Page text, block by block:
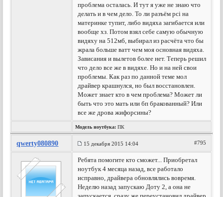
проблема осталась. И тут я уже не знаю что
делать и в чем дело. То ли разъём pci на
материнке тупит, либо видяха загибается или
вообще хз. Потом взял себе самую обычную
видяху на 512мб, выбирал из расчёта что бы
жрала больше ватт чем моя основная видяха.
Зависания и вылетов более нет. Теперь решил
что дело все же в видяхе. Но и на ней свои
проблемы. Как раз по данной теме мол
драйвер крашнулся, но был восстановлен.
Может знает кто в чем проблема? Может ли
быть что это мать или бп бракованный? Или
все же дрова жифорсины?
Модель ноутбука: ПК
qwerty080890 15 декабря 2015 14:04 #795
Ребята помогите кто сможет... Приобретал
ноутбук 4 месяца назад, все работало
исправно, драйвера обновлялись вовремя.
Неделю назад запускаю Доту 2, а она не